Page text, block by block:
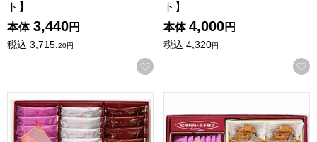
ト】
本体 3,440円
税込 3,715.20円
お気に入りに登録する
ト】
本体 4,000円
税込 4,320円
神戸スイーツポート ラングドシャKOBE[MR-30]【年間ギフ